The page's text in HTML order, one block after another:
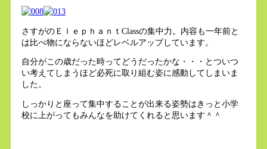
さすがのＥｌｅｐｈａｎｔClassの集中力。内容も一年前と
は比べ物にならないほどレベルアップしています。
自分がこの歳だった時ってどうだったかな・・・とついつ
い考えてしまうほど必死に取り組む姿に感動してしまいま
した。
しっかりと座って集中することが出来る姿勢はきっと小学
校に上がってもみんなを助けてくれると思います＾＾